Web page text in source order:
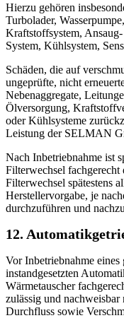
Hierzu gehören
Turbolader,
Kraftstoffsystem,
System, Kühlsystem,
Schäden, die auf
ungeprüfte, nicht
Nebenaggregate,
Ölversorgung,
oder Kühlsysteme
Leistung der SELMAN
Nach Inbetriebnahme ist
Filterwechsel
Filterwechsel spätestens
Herstellervorgabe, je
durchzuführen und
12.
Vor Inbetriebnahme
instandgesetzten
Wärmetauscher
zulässig und
Durchfluss sowie